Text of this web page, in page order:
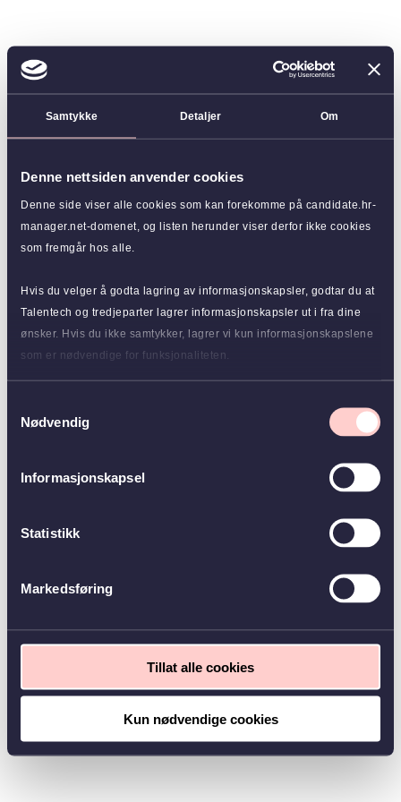
Samtykke Detaljer Om
Denne nettsiden anvender cookies
Denne side viser alle cookies som kan forekomme på candidate.hr-
manager.net-domenet, og listen herunder viser derfor ikke cookies
som fremgår hos alle.
Hvis du velger å godta lagring av informasjonskapsler, godtar du at
Talentech og tredjeparter lagrer informasjonskapsler ut i fra dine
ønsker. Hvis du ikke samtykker, lagrer vi kun informasjonskapslene
som er nødvendige for funksjonaliteten.
Nødvendig
Informasjonskapsel
Statistikk
Markedsføring
Tillat alle cookies
Kun nødvendige cookies